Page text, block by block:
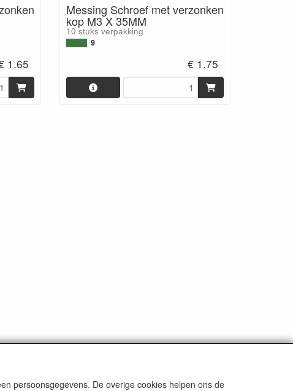
1.65
Messing Schroef met verzonken
kop M3 X 35MM
10 stuks verpakking
9
€ 1.75
persoonsgegevens. De overige cookies helpen ons de